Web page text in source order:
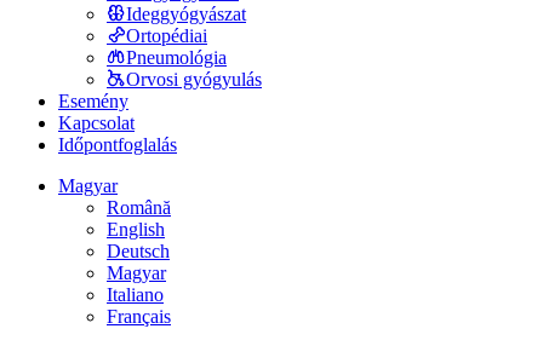
Ideggyógyászat
Ortopédiai
Pneumológia
Orvosi gyógyulás
Esemény
Kapcsolat
Időpontfoglalás
Magyar
Română
English
Deutsch
Magyar
Italiano
Français